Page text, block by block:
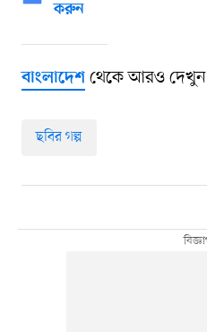
করুন
বাংলাদেশথেকে আরও দেখুন
ছবির গল্প